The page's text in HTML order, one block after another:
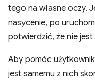
tego na własne oczy.
nasycenie, po
potwierdzić, że nie
Aby pomóc
jest samemu z nich